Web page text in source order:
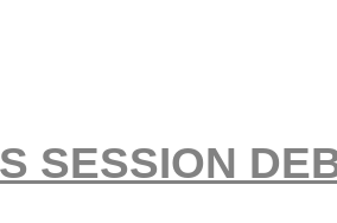
SESSION